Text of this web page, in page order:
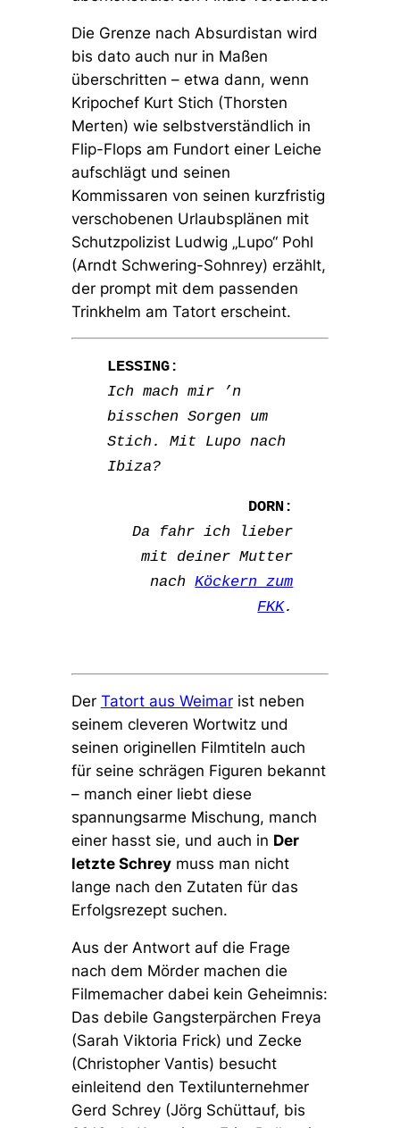
Die Grenze nach Absurdistan wird
bis dato auch nur in Maßen
überschritten – etwa dann, wenn
Kripochef Kurt Stich (Thorsten
Merten) wie selbstverständlich in
Flip-Flops am Fundort einer Leiche
aufschlägt und seinen
Kommissaren von seinen kurzfristig
verschobenen Urlaubsplänen mit
Schutzpolizist Ludwig „Lupo“ Pohl
(Arndt Schwering-Sohnrey) erzählt,
der prompt mit dem passenden
Trinkhelm am Tatort erscheint.
LESSING:
Ich mach mir ’n
bisschen Sorgen um
Stich. Mit Lupo nach
Ibiza?
DORN:
Da fahr ich lieber
mit deiner Mutter
nachKöckern zum
FKK.
Der Tatort aus Weimarist neben
seinem cleveren Wortwitz und
seinen originellen Filmtiteln auch
für seine schrägen Figuren bekannt
– manch einer liebt diese
spannungsarme Mischung, manch
einer hasst sie, und auch in Der
letzte Schreymuss man nicht
lange nach den Zutaten für das
Erfolgsrezept suchen.
Aus der Antwort auf die Frage
nach dem Mörder machen die
Filmemacher dabei kein Geheimnis:
Das debile Gangsterpärchen Freya
(Sarah Viktoria Frick) und Zecke
(Christopher Vantis) besucht
einleitend den Textilunternehmer
Gerd Schrey (Jörg Schüttauf, bis